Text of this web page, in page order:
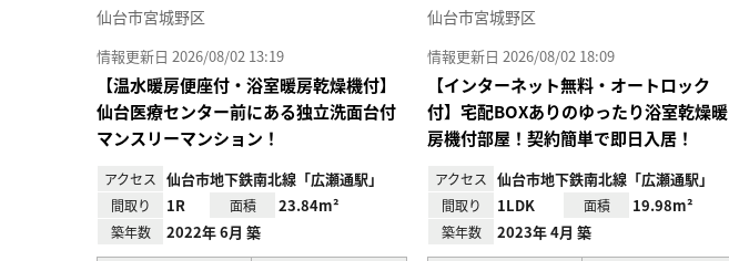
仙台市宮城野区
情報更新日 2026/08/02 13:19
【温水暖房便座付・浴室暖房乾燥機付】
仙台医療センター前にある独立洗面台付
マンスリーマンション！
アクセス 仙台市地下鉄南北線「広瀬通駅」
間取り 1R 面積 23.84m²
築年数 2022年 6月 築
仙台市宮城野区
情報更新日 2026/08/02 18:09
【インターネット無料・オートロック
付】宅配BOXありのゆったり浴室乾燥暖
房機付部屋！契約簡単で即日入居！
アクセス 仙台市地下鉄南北線「広瀬通駅」
間取り 1LDK 面積 19.98m²
築年数 2023年 4月 築